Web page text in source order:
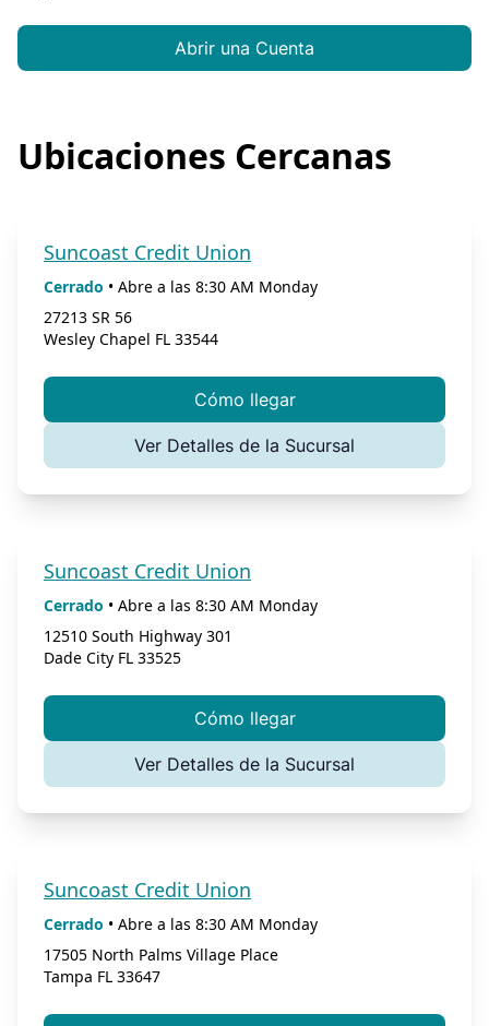
Abrir una Cuenta
Ubicaciones Cercanas
Suncoast Credit Union
Cerrado • Abre a las 8:30 AM Monday
27213 SR 56
Wesley Chapel FL 33544
Cómo llegar
Ver Detalles de la Sucursal
Suncoast Credit Union
Cerrado • Abre a las 8:30 AM Monday
12510 South Highway 301
Dade City FL 33525
Cómo llegar
Ver Detalles de la Sucursal
Suncoast Credit Union
Cerrado • Abre a las 8:30 AM Monday
17505 North Palms Village Place
Tampa FL 33647